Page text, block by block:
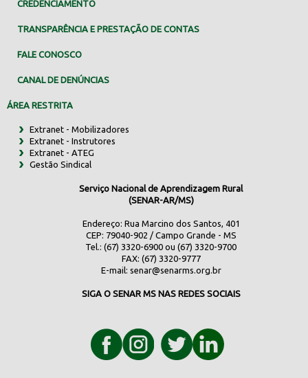
CREDENCIAMENTO
TRANSPARÊNCIA E PRESTAÇÃO DE CONTAS
FALE CONOSCO
CANAL DE DENÚNCIAS
ÁREA RESTRITA
Extranet - Mobilizadores
Extranet - Instrutores
Extranet - ATEG
Gestão Sindical
Serviço Nacional de Aprendizagem Rural
(SENAR-AR/MS)
Endereço: Rua Marcino dos Santos, 401
CEP: 79040-902 / Campo Grande - MS
Tel.: (67) 3320-6900 ou (67) 3320-9700
FAX: (67) 3320-9777
E-mail: senar@senarms.org.br
SIGA O SENAR MS NAS REDES SOCIAIS